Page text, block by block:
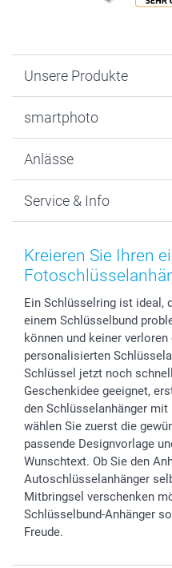
Unsere Produkte
Fotogeschenke
MyNameBook
Fotoabzüge, Fotos als Buch
Zubehör & Material
Foto-Kalender & Agenden
Geschenk-Gutscheine (PDF)
smartphoto
Warum smartphoto
Datenschutz
AGB
Impressum
Partnerprogramme
Investor Relations
B2B smartbusiness
Widerrufsrecht
Anlässe
Neujahr
Muttertag
Vatertag
Hochzeit
Geburtstag
Geburt
Zu allen Anlässen
Service & Info
Preise und Versandkosten
Lieferfristen
Zahlungsmöglichkeiten
Anmelden /Registrieren
Sitemap
Status der Bestellung
smartfriends
smartgarantie
Kreieren Sie Ihren
Ein Schlüsselring ist ideal,
einem Schlüsselbund
können und keiner
personalisierten
Schlüssel jetzt noch
Geschenkidee geeignet,
den Schlüsselanhänger
wählen Sie zuerst die
passende Designvorlage
Wunschtext. Ob Sie den
Autoschlüsselanhänger
Mitbringsel verschenken
Schlüsselbund-Anhänger
Freude.